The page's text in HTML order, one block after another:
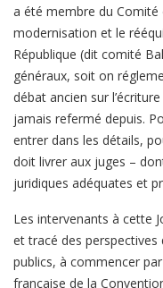
a été membre du
modernisation et le
République (dit comité
généraux, soit on
débat ancien sur
jamais refermé depuis.
entrer dans les détails,
doit livrer aux juges –
juridiques adéquates et
Les intervenants à cette
et tracé des
publics, à commencer
française de la